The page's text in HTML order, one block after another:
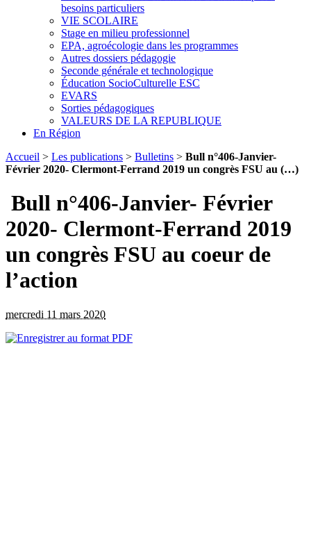
besoins particuliers
VIE SCOLAIRE
Stage en milieu professionnel
EPA, agroécologie dans les programmes
Autres dossiers pédagogie
Seconde générale et technologique
Éducation SocioCulturelle ESC
EVARS
Sorties pédagogiques
VALEURS DE LA REPUBLIQUE
En Région
Accueil > Les publications > Bulletins > Bull n°406-Janvier-
Février 2020- Clermont-Ferrand 2019 un congrès FSU au (…)
Bull n°406-Janvier- Février
2020- Clermont-Ferrand 2019
un congrès FSU au coeur de
l’action
mercredi 11 mars 2020